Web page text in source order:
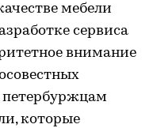
мебели
сервиса
внимание
петербуржцам
которые